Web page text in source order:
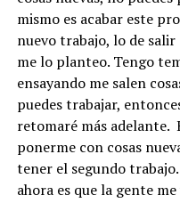
mismo es acabar este
nuevo trabajo, lo de
me lo planteo. Tengo
ensayando me salen
puedes trabajar,
retomaré más adelante.
ponerme con cosas
tener el segundo
ahora es que la gente